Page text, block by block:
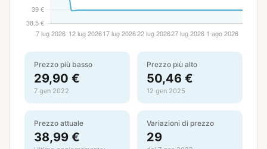
Prezzo più basso
29,90 €
7 gen 2022
Prezzo più alto
50,46 €
12 gen 2025
Prezzo attuale
38,99 €
Variazioni di prezzo
29